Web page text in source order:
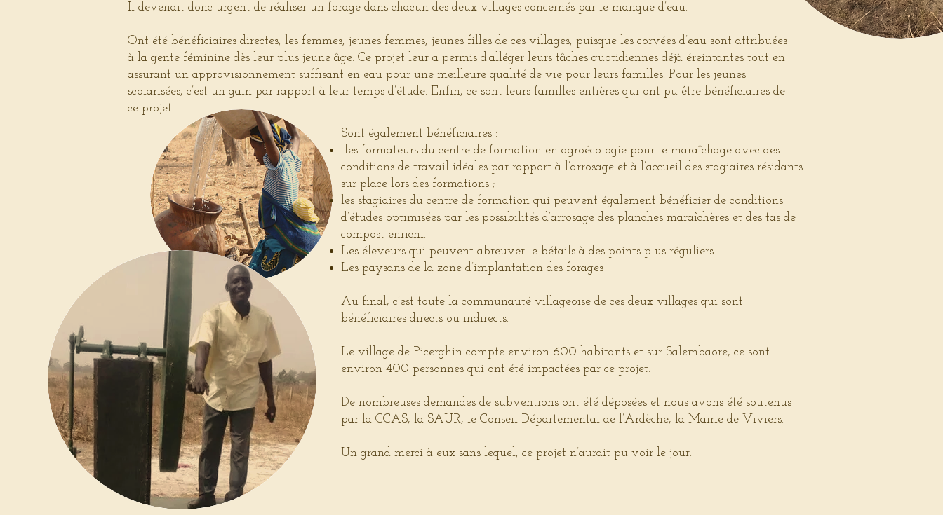
Il devenait donc urgent de réaliser un forage dans chacun des deux villages concernés par le manque d’eau.
Ont été bénéficiaires directes, les femmes, jeunes femmes, jeunes filles de ces villages, puisque les corvées d’eau sont attribuées
à la gente féminine dès leur plus jeune âge. Ce projet leur a permis d'alléger leurs tâches quotidiennes déjà éreintantes tout en
assurant un approvisionnement suffisant en eau pour une meilleure qualité de vie pour leurs familles. Pour les jeunes
scolarisées, c’est un gain par rapport à leur temps d’étude. Enfin, ce sont leurs familles entières qui ont pu être bénéficiaires de
ce projet.
Sont également bénéficiaires :
les formateurs du centre de formation en agroécologie pour le maraîchage avec des
conditions de travail idéales par rapport à l’arrosage et à l’accueil des stagiaires résidants
sur place lors des formations ;
les stagiaires du centre de formation qui peuvent également bénéficier de conditions
d’études optimisées par les possibilités d’arrosage des planches maraîchères et des tas de
compost enrichi.
Les éleveurs qui peuvent abreuver le bétails à des points plus réguliers
Les paysans de la zone d’implantation des forages
Au final, c’est toute la communauté villageoise de ces deux villages qui sont
bénéficiaires directs ou indirects.
Le village de Picerghin compte environ 600 habitants et sur Salembaore, ce sont
environ 400 personnes qui ont été impactées par ce projet.
De nombreuses demandes de subventions ont été déposées et nous avons été soutenus
par la CCAS, la SAUR, le Conseil Départemental de l’Ardèche, la Mairie de Viviers.
Un grand merci à eux sans lequel, ce projet n’aurait pu voir le jour.